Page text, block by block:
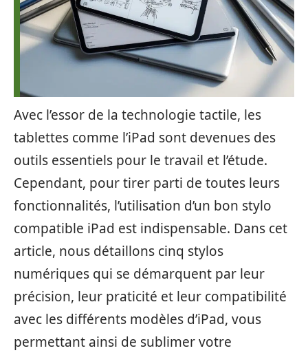
Avec l’essor de la technologie tactile, les
tablettes comme l’iPad sont devenues des
outils essentiels pour le travail et l’étude.
Cependant, pour tirer parti de toutes leurs
fonctionnalités, l’utilisation d’un bon stylo
compatible iPad est indispensable. Dans cet
article, nous détaillons cinq stylos
numériques qui se démarquent par leur
précision, leur praticité et leur compatibilité
avec les différents modèles d’iPad, vous
permettant ainsi de sublimer votre